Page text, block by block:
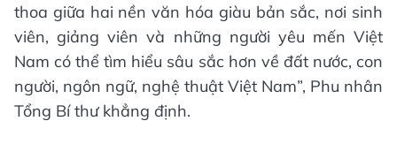
thoa giữa hai nền văn hóa giàu bản sắc, nơi sinh
viên, giảng viên và những người yêu mến Việt
Nam có thể tìm hiểu sâu sắc hơn về đất nước, con
người, ngôn ngữ, nghệ thuật Việt Nam”, Phu nhân
Tổng Bí thư khẳng định.